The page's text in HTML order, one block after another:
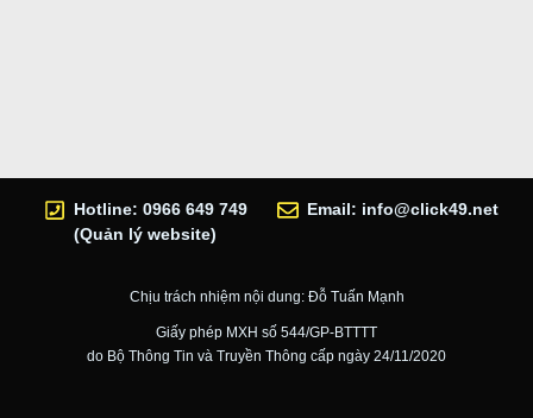
Hotline: 0966 649 749
(Quản lý website)
Email: info@click49.net
Chịu trách nhiệm nội dung: Đỗ Tuấn Mạnh
Giấy phép MXH số 544/GP-BTTTT
do Bộ Thông Tin và Truyền Thông cấp ngày 24/11/2020